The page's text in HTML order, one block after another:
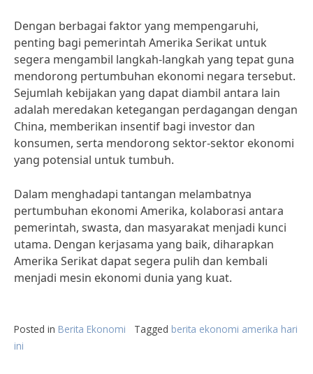
Dengan berbagai faktor yang mempengaruhi,
penting bagi pemerintah Amerika Serikat untuk
segera mengambil langkah-langkah yang tepat guna
mendorong pertumbuhan ekonomi negara tersebut.
Sejumlah kebijakan yang dapat diambil antara lain
adalah meredakan ketegangan perdagangan dengan
China, memberikan insentif bagi investor dan
konsumen, serta mendorong sektor-sektor ekonomi
yang potensial untuk tumbuh.
Dalam menghadapi tantangan melambatnya
pertumbuhan ekonomi Amerika, kolaborasi antara
pemerintah, swasta, dan masyarakat menjadi kunci
utama. Dengan kerjasama yang baik, diharapkan
Amerika Serikat dapat segera pulih dan kembali
menjadi mesin ekonomi dunia yang kuat.
Posted in Berita Ekonomi Tagged berita ekonomi amerika hari
ini